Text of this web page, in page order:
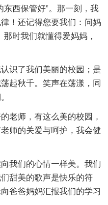
东西保管好”。那一刻，我
！还记得您要我们：问妈
时我们就懂得爱妈妈，
识了我们美丽的校园；是
起秋千。笑声在荡漾，同
老师，有这么美的校园，
师的关爱与呵护，我会健
我们的心情一样美。我们
甜美的歌声是快乐的符
爸爸妈妈汇报我们的学习